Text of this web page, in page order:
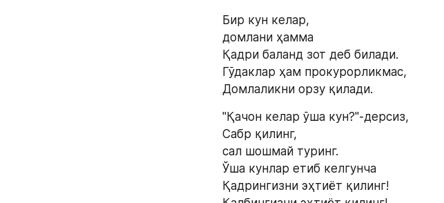
Бир кун келар,
домлани ҳамма
Қадри баланд зот деб билади.
Гўдаклар ҳам прокурорликмас,
Домлаликни орзу қилади.
"Қачон келар ўша кун?"-дерсиз,
Сабр қилинг,
сал шошмай туринг.
Ўша кунлар етиб келгунча
Қадрингизни эҳтиёт қилинг!